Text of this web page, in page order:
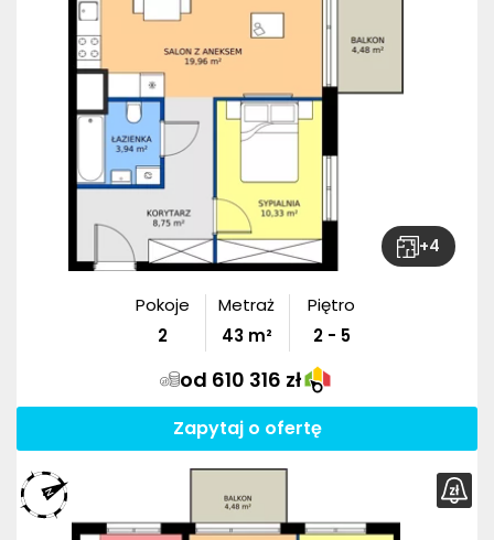
+4
Pokoje
2
Metraż
43m²
Piętro
2 - 5
od 610 316 zł
Zapytaj o ofertę